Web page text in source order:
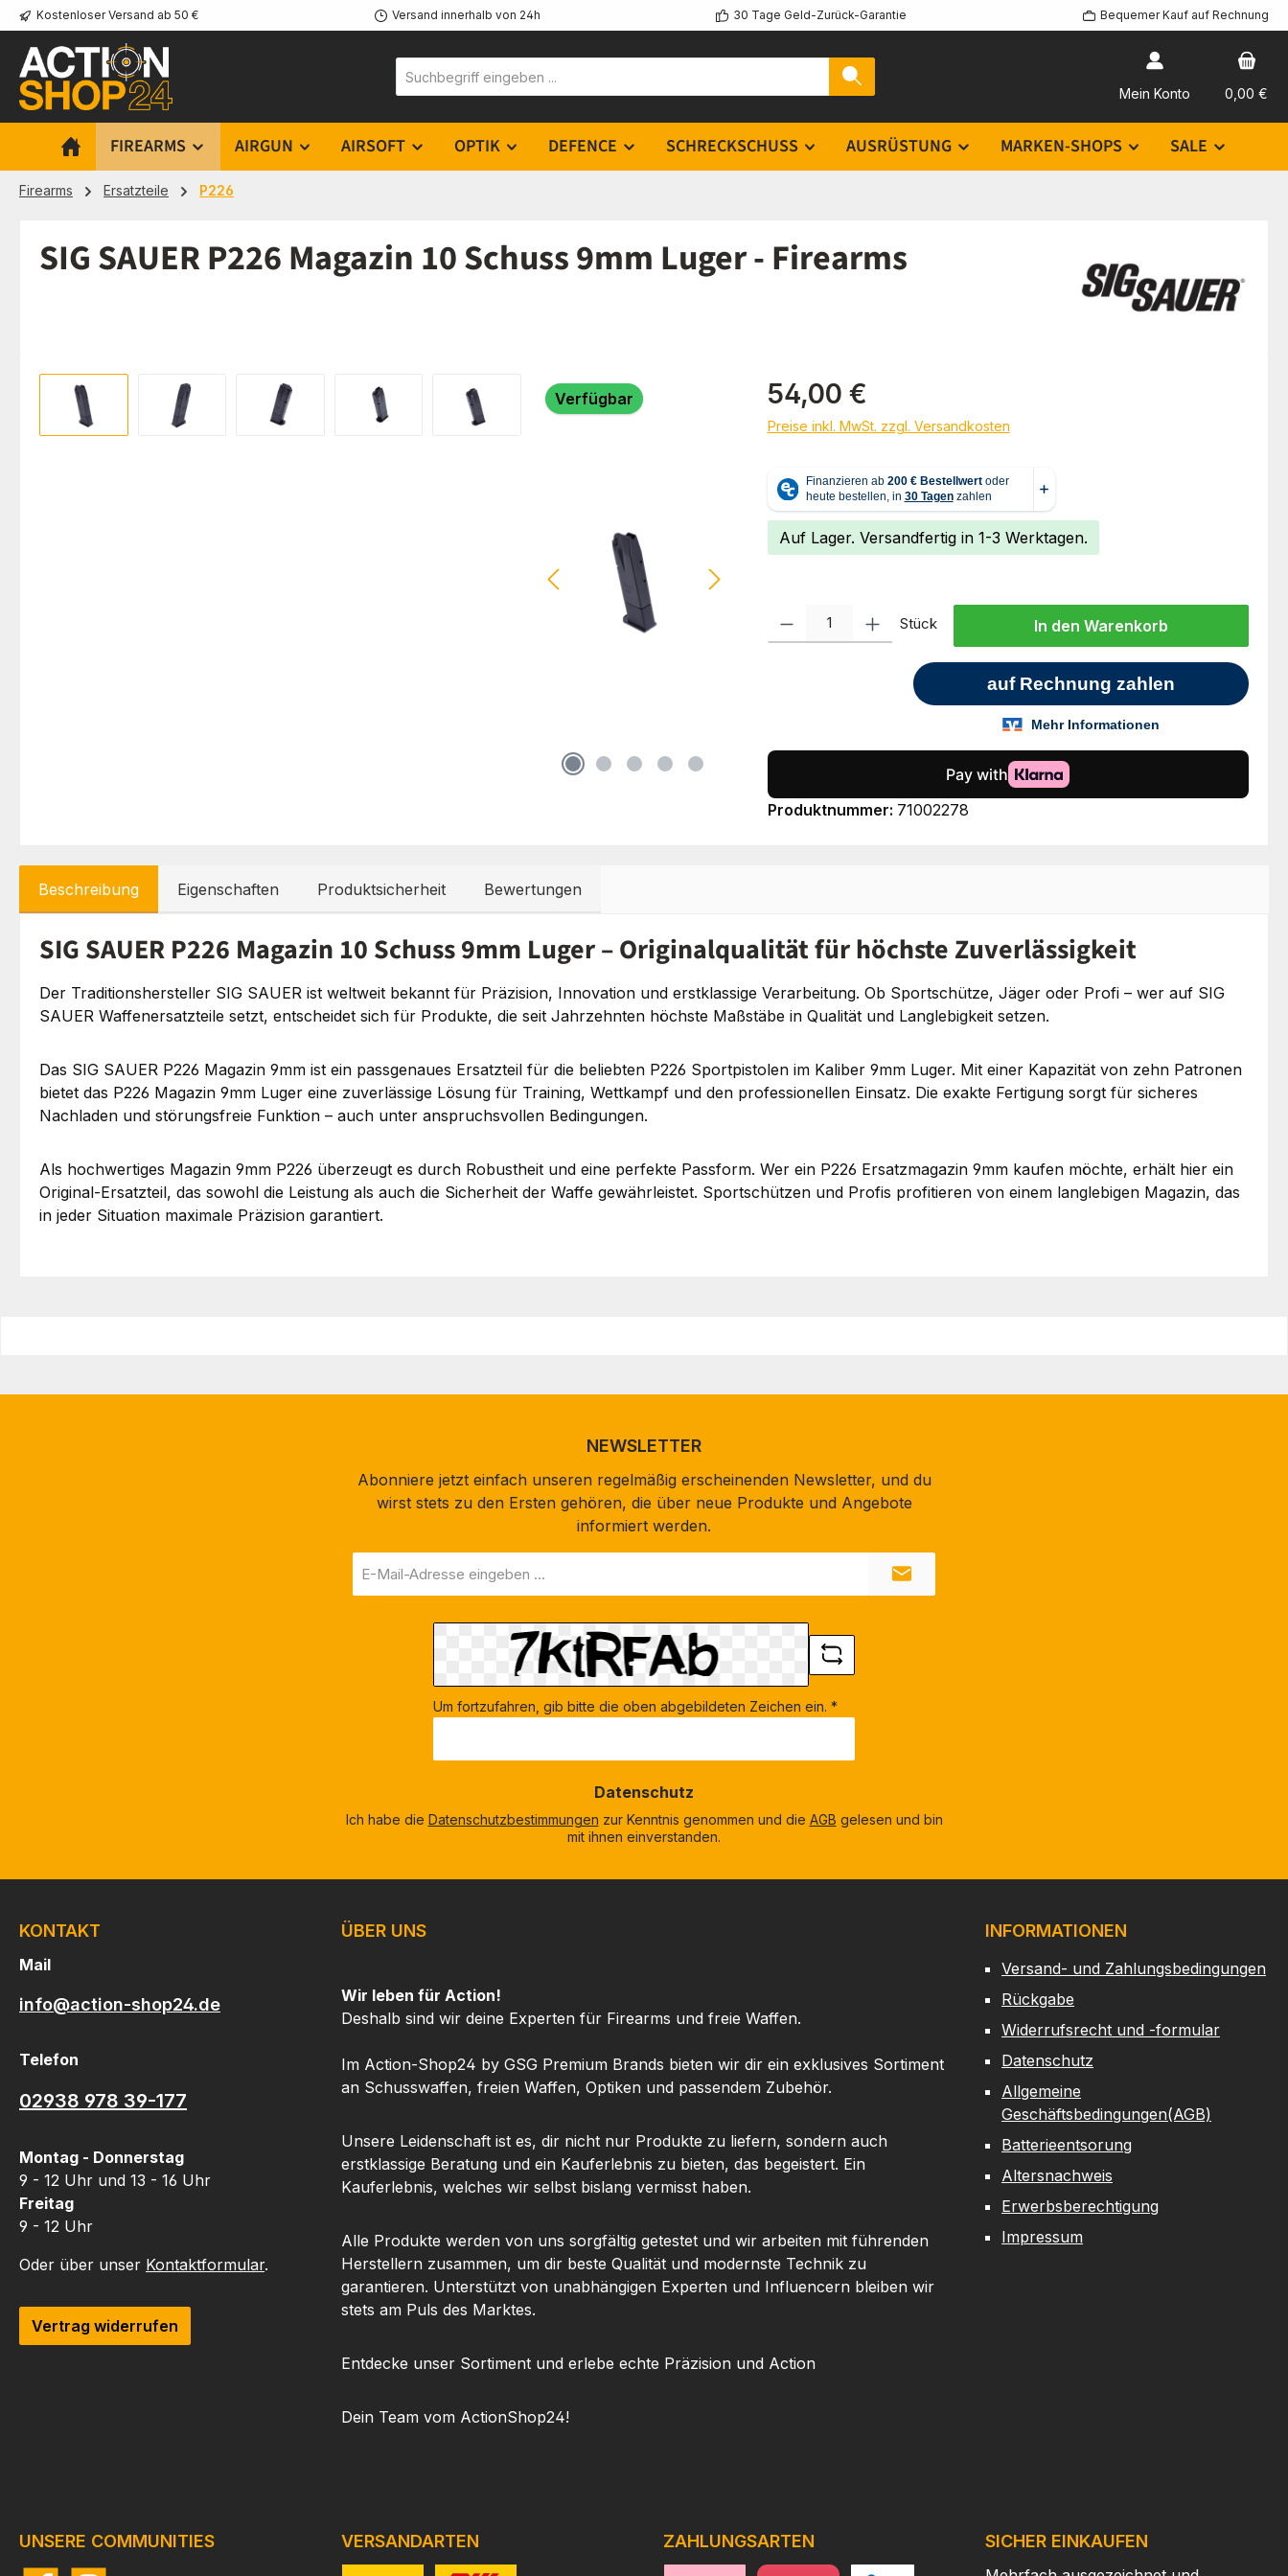
Hauptinhalt springen
Zur Suche springen
Zur Hauptnavigation springen
Kostenloser Versand ab 50 € Versand innerhalb von 24h 30 Tage Geld-Zurück-Garantie Bequemer Kauf auf Rechnung
Mein Konto 0,00 €
FIREARMS AIRGUN AIRSOFT OPTIK DEFENCE SCHRECKSCHUSS AUSRÜSTUNG MARKEN-SHOPS SALE
Firearms Ersatzteile P226
SIG SAUER P226 Magazin 10 Schuss 9mm Luger - Firearms
Bildergalerie überspringen
Verfügbar
Regulärer Preis:
54,00 €
Preise inkl. MwSt. zzgl. Versandkosten
Auf Lager. Versandfertig in 1-3 Werktagen.
Produkt Anzahl: Gib den gewünschten Wert ein oder benutze die Schaltflächen
Stück In den Warenkorb
Produktnummer: 71002278
Beschreibung Eigenschaften Produktsicherheit Bewertungen
SIG SAUER P226 Magazin 10 Schuss 9mm Luger – Originalqualität für höchste Zuverlässigkeit
Der Traditionshersteller SIG SAUER ist weltweit bekannt für Präzision, Innovation und erstklassige Verarbeitung. Ob Sportschütze, Jäger oder Profi – wer auf SIG
SAUER Waffenersatzteile setzt, entscheidet sich für Produkte, die seit Jahrzehnten höchste Maßstäbe in Qualität und Langlebigkeit setzen.
Das SIG SAUER P226 Magazin 9mm ist ein passgenaues Ersatzteil für die beliebten P226 Sportpistolen im Kaliber 9mm Luger. Mit einer Kapazität von zehn Patronen
bietet das P226 Magazin 9mm Luger eine zuverlässige Lösung für Training, Wettkampf und den professionellen Einsatz. Die exakte Fertigung sorgt für sicheres
Nachladen und störungsfreie Funktion – auch unter anspruchsvollen Bedingungen.
Als hochwertiges Magazin 9mm P226 überzeugt es durch Robustheit und eine perfekte Passform. Wer ein P226 Ersatzmagazin 9mm kaufen möchte, erhält hier ein
Original-Ersatzteil, das sowohl die Leistung als auch die Sicherheit der Waffe gewährleistet. Sportschützen und Profis profitieren von einem langlebigen Magazin, das
in jeder Situation maximale Präzision garantiert.
NEWSLETTER
Abonniere jetzt einfach unseren regelmäßig erscheinenden Newsletter, und du
wirst stets zu den Ersten gehören, die über neue Produkte und Angebote
informiert werden.
Mail-
Um fortzufahren, gib bitte die oben abgebildeten Zeichen ein. *
Datenschutz
Ich habe die Datenschutzbestimmungen zur Kenntnis genommen und die AGB gelesen und bin
mit ihnen einverstanden.
ÜBER UNS
Wir leben für Action!
Deshalb sind wir deine Experten für Firearms und freie Waffen.
Im Action-Shop24 by GSG Premium Brands bieten wir dir ein exklusives Sortiment
an Schusswaffen, freien Waffen, Optiken und passendem Zubehör.
Unsere Leidenschaft ist es, dir nicht nur Produkte zu liefern, sondern auch
erstklassige Beratung und ein Kauferlebnis zu bieten, das begeistert. Ein
Kauferlebnis, welches wir selbst bislang vermisst haben.
Alle Produkte werden von uns sorgfältig getestet und wir arbeiten mit führenden
Herstellern zusammen, um dir beste Qualität und modernste Technik zu
garantieren. Unterstützt von unabhängigen Experten und Influencern bleiben wir
stets am Puls des Marktes.
Entdecke unser Sortiment und erlebe echte Präzision und Action
Dein Team vom ActionShop24!
INFORMATIONEN
Versand- und Zahlungsbedingungen
Rückgabe
Widerrufsrecht und -formular
Datenschutz
Allgemeine
Geschäftsbedingungen(AGB)
Batterieentsorung
Altersnachweis
Erwerbsberechtigung
Impressum
KONTAKT
Mail
info@action-shop24.de
Telefon
02938 978 39-177
Montag - Donnerstag
9 - 12 Uhr und 13 - 16 Uhr
Freitag
9 - 12 Uhr
Oder über unser Kontaktformular.
Vertrag widerrufen
UNSERE COMMUNITIES VERSANDARTEN ZAHLUNGSARTEN SICHER EINKAUFEN